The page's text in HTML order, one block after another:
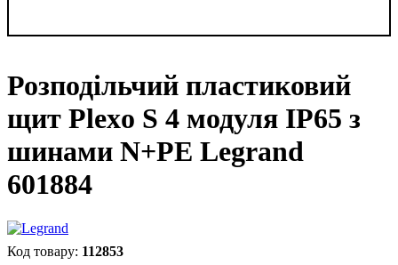
Розподільчий пластиковий
щит Plexo S 4 модуля IP65 з
шинами N+PE Legrand
601884
112853